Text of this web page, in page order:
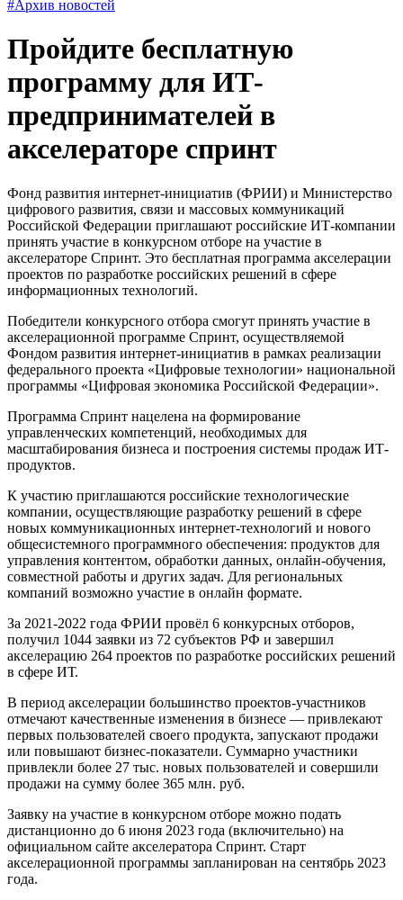
#Архив новостей
Пройдите бесплатную
программу для ИТ-
предпринимателей в
акселераторе спринт
Фонд развития интернет-инициатив (ФРИИ) и Министерство
цифрового развития, связи и массовых коммуникаций
Российской Федерации приглашают российские ИТ-компании
принять участие в конкурсном отборе на участие в
акселераторе Спринт. Это бесплатная программа акселерации
проектов по разработке российских решений в сфере
информационных технологий.
Победители конкурсного отбора смогут принять участие в
акселерационной программе Спринт, осуществляемой
Фондом развития интернет-инициатив в рамках реализации
федерального проекта «Цифровые технологии» национальной
программы «Цифровая экономика Российской Федерации».
Программа Спринт нацелена на формирование
управленческих компетенций, необходимых для
масштабирования бизнеса и построения системы продаж ИТ-
продуктов.
К участию приглашаются российские технологические
компании, осуществляющие разработку решений в сфере
новых коммуникационных интернет-технологий и нового
общесистемного программного обеспечения: продуктов для
управления контентом, обработки данных, онлайн-обучения,
совместной работы и других задач. Для региональных
компаний возможно участие в онлайн формате.
За 2021-2022 года ФРИИ провёл 6 конкурсных отборов,
получил 1044 заявки из 72 субъектов РФ и завершил
акселерацию 264 проектов по разработке российских решений
в сфере ИТ.
В период акселерации большинство проектов-участников
отмечают качественные изменения в бизнесе — привлекают
первых пользователей своего продукта, запускают продажи
или повышают бизнес-показатели. Суммарно участники
привлекли более 27 тыс. новых пользователей и совершили
продажи на сумму более 365 млн. руб.
Заявку на участие в конкурсном отборе можно подать
дистанционно до 6 июня 2023 года (включительно) на
официальном сайте акселератора Спринт. Старт
акселерационной программы запланирован на сентябрь 2023
года.